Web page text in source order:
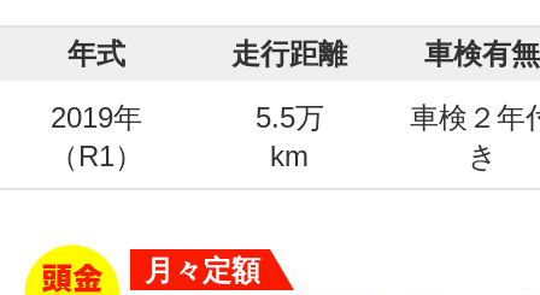
年式 走行距離
車検有無
2019年
（R1）
5.5万
km
車検２年
き
月々定額